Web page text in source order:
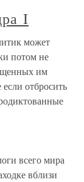
I
может
потом не
им
отбросить
всего мира
вблизи